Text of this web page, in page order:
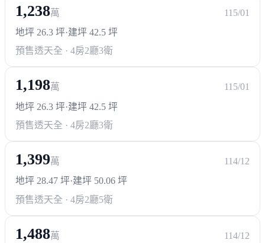
1,238萬
115/01
地坪 26.3 坪·建坪 42.5 坪
預售透天全 · 4房2廳3衛
1,198萬
115/01
地坪 26.3 坪·建坪 42.5 坪
預售透天全 · 4房2廳3衛
1,399萬
114/12
地坪 28.47 坪·建坪 50.06 坪
預售透天全 · 4房2廳5衛
1,488萬
114/12